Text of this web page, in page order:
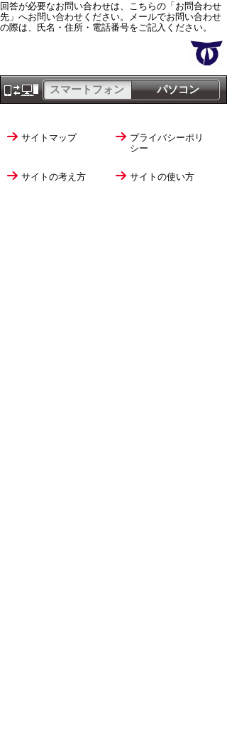
回答が必要なお問い合わせは、こちらの「お問合わせ
先」へお問い合わせください。メールでお問い合わせ
の際は、氏名・住所・電話番号をご記入ください。
パソコン
スマートフォン
サイトマップ
プライバシーポリ
シー
サイトの考え方 サイトの使い方